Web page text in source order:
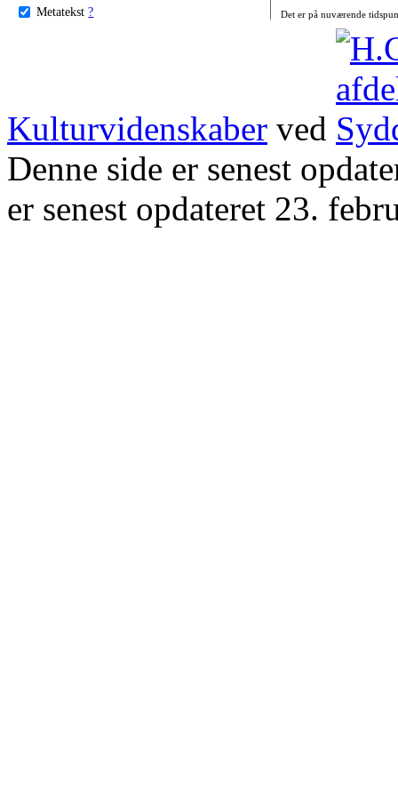
Metatekst ?
Det er på nuværende
Kulturvidenskaber ved
Denne side er senest
er senest opdateret 23.